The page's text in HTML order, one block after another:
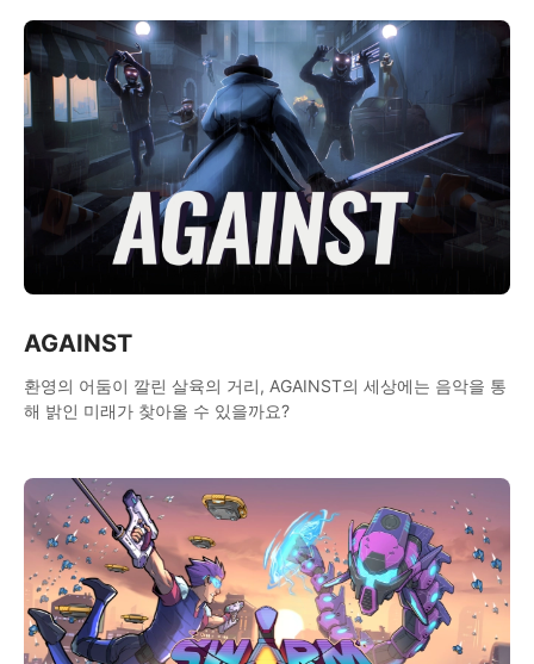
AGAINST
환영의 어둠이 깔린 살육의 거리, AGAINST의 세상에는 음악을 통
해 밝인 미래가 찾아올 수 있을까요?